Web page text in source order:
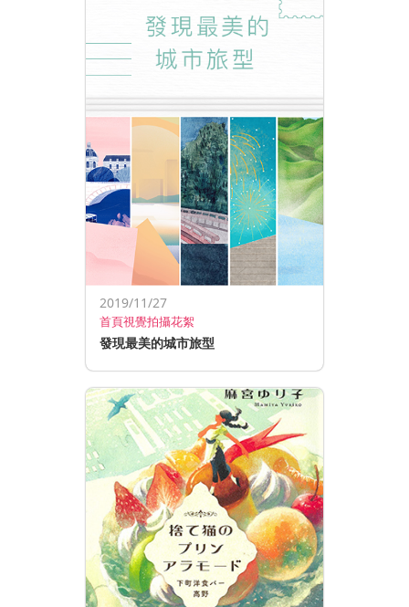
2019/11/27
首頁視覺拍攝花絮
發現最美的城市旅型